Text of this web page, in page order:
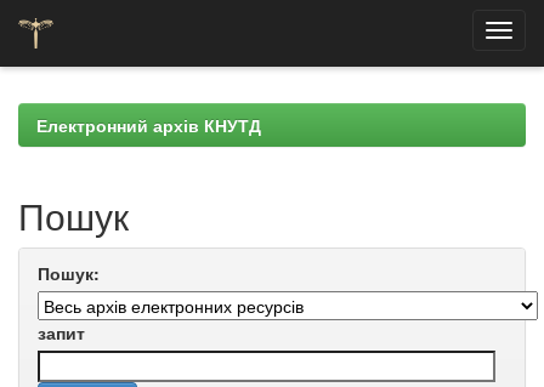
navigationЕлектронний архів КНУТД
Пошук
Пошук:
запит